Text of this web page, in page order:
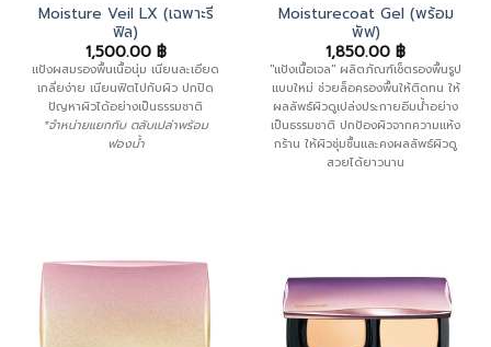
Moisture Veil LX (เฉพาะรี
ฟิล)
1,500.00 ฿
แป้งผสมรองพื้นเนื้อนุ่ม เนียนละเอียด
เกลี่ยง่าย เนียนฟิตไปกับผิว ปกปิด
ปัญหาผิวได้อย่างเป็นธรรมชาติ
*จำหน่ายแยกกับ ตลับเปล่าพร้อม
ฟองน้ำ
Moisturecoat Gel (พร้อม
พัฟ)
1,850.00 ฿
"แป้งเนื้อเจล" ผลิตภัณฑ์เซ็ตรองพื้นรูป
แบบใหม่ ช่วยล็อครองพื้นให้ติดทน ให้
ผลลัพธ์ผิวดูเปล่งประกายอิ่มน้ำอย่าง
เป็นธรรมชาติ ปกป้องผิวจากความแห้ง
กร้าน ให้ผิวชุ่มชื้นและคงผลลัพธ์ผิวดู
สวยได้ยาวนาน